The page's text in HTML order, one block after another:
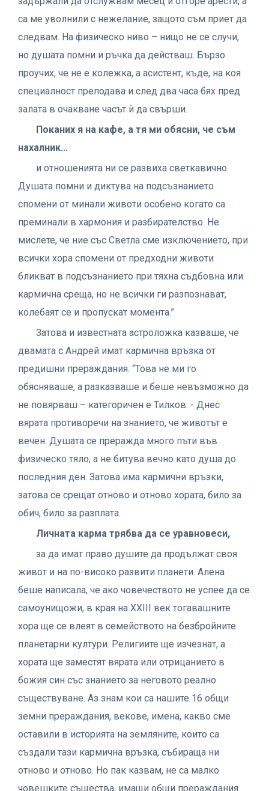
са ме уволнили с нежелание, защото съм приет да
следвам. На физическо ниво – нищо не се случи,
но душата помни и ръчка да действаш. Бързо
проучих, че не е колежка, а асистент, къде, на коя
специалност преподава и след два часа бях пред
залата в очакване часът ѝ да свърши.
Поканих я на кафе, а тя ми обясни, че съм
нахалник...
и отношенията ни се развиха светкавично.
Душата помни и диктува на подсъзнанието
спомени от минали животи особено когато са
преминали в хармония и разбирателство. Не
мислете, че ние със Светла сме изключението, при
всички хора спомени от предходни животи
бликват в подсъзнанието при тяхна съдбовна или
кармична среща, но не всички ги разпознават,
колебаят се и пропускат момента.”
Затова и известната астроложка казваше, че
двамата с Андрей имат кармична връзка от
предишни прераждания. “Това не ми го
обясняваше, а разказваше и беше невъзможно да
не повярваш – категоричен е Тилков. - Днес
вярата противоречи на знанието, че животът е
вечен. Душата се преражда много пъти във
физическо тяло, а не битува вечно като душа до
последния ден. Затова има кармични връзки,
затова се срещат отново и отново хората, било за
обич, било за разплата.
Личната карма трябва да се уравновеси,
за да имат право душите да продължат своя
живот и на по-високо развити планети. Алена
беше написала, че ако човечеството не успее да се
самоунищожи, в края на XXIII век тогавашните
хора ще се влеят в семейството на безбройните
планетарни култури. Религиите ще изчезнат, а
хората ще заместят вярата или отрицанието в
божия син със знанието за неговото реално
съществуване. Аз знам кои са нашите 16 общи
земни прераждания, векове, имена, какво сме
оставили в историята на земляните, които са
създали тази кармична връзка, събираща ни
отново и отново. Но пак казвам, не са малко
човешките същества, имащи общи прераждания.